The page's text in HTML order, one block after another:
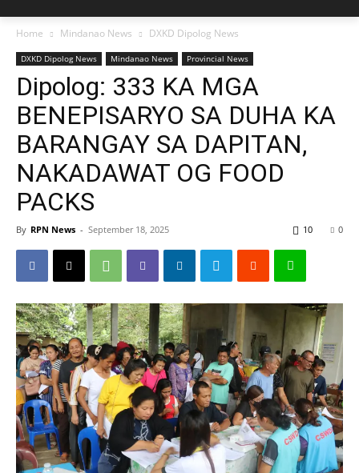
Home Mindanao News DXKD Dipolog News
DXKD Dipolog News Mindanao News Provincial News
Dipolog: 333 KA MGA
BENEPISARYO SA DUHA KA
BARANGAY SA DAPITAN,
NAKADAWAT OG FOOD
PACKS
By RPN News - September 18, 2025 0
10